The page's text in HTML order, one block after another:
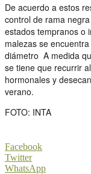
De acuerdo a estos
control de rama
estados tempranos o
malezas se
diámetro A medida
se tiene que recurrir
hormonales y
verano.
FOTO: INTA
Facebook
Twitter
WhatsApp